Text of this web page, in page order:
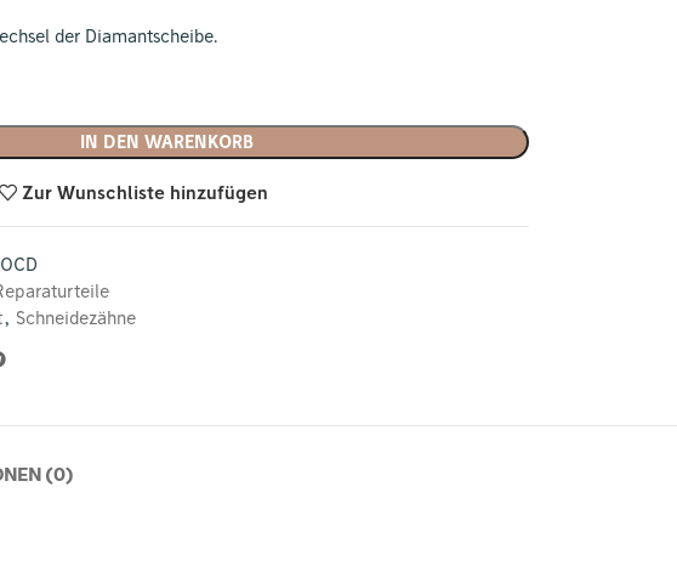
der Diamantscheibe.
IN DEN WARENKORB
Zur Wunschliste hinzufügen
, Schneidezähne
(0)